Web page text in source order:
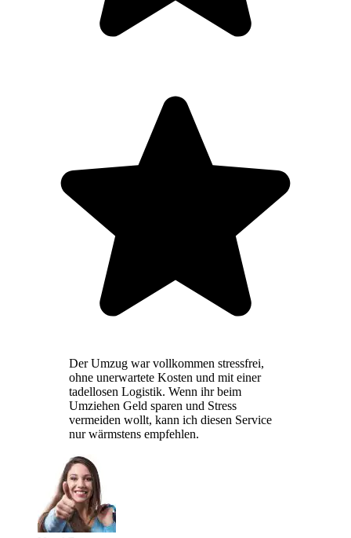
Der Umzug war vollkommen stressfrei,
ohne unerwartete Kosten und mit einer
tadellosen Logistik. Wenn ihr beim
Umziehen Geld sparen und Stress
vermeiden wollt, kann ich diesen Service
nur wärmstens empfehlen.